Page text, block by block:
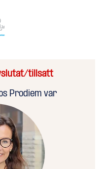
tillsatt
Prodiem var